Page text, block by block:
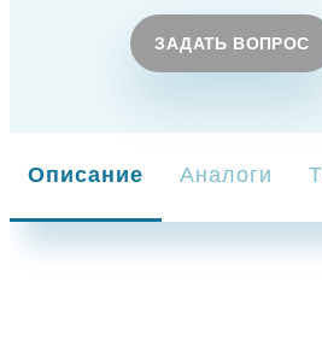
ЗАДАТЬ ВОПРОС
Описание Аналоги